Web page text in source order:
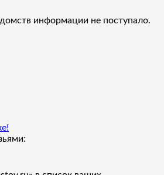
информации не поступало.